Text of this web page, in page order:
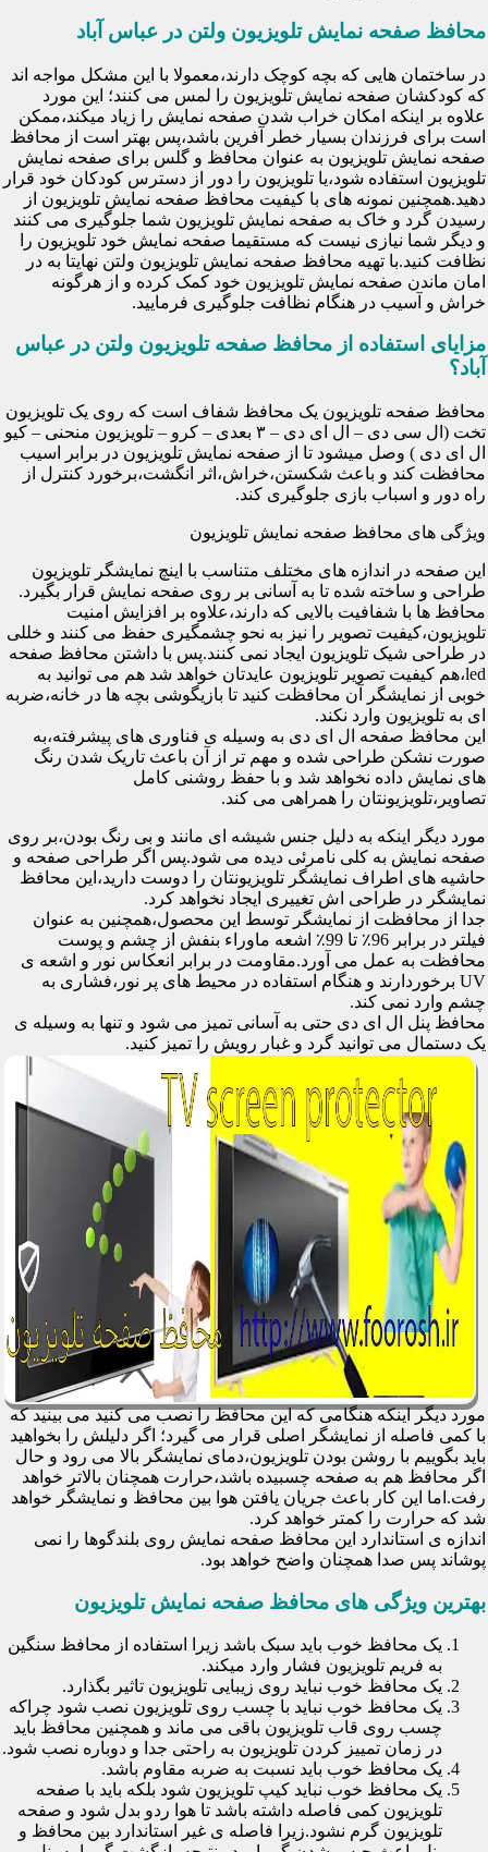
محافظ صفحه نمایش تلویزیون ولتن در عباس آباد
در ساختمان هایی که بچه کوچک دارند،معمولا با این مشکل مواجه اند
که کودکشان صفحه نمایش تلویزیون را لمس می کنند؛ این مورد
علاوه بر اینکه امکان خراب شدن صفحه نمایش را زیاد میکند،ممکن
است برای فرزندان بسیار خطر آفرین باشد،پس بهتر است از محافظ
صفحه نمایش تلویزیون به عنوان محافظ و گلس برای صفحه نمایش
تلویزیون استفاده شود،یا تلویزیون را دور از دسترس کودکان خود قرار
دهید.همچنین نمونه های با کیفیت محافظ صفحه نمایش تلویزیون از
رسیدن گرد و خاک به صفحه نمایش تلویزیون شما جلوگیری می کنند
و دیگر شما نیازی نیست که مستقیما صفحه نمایش خود تلویزیون را
نظافت کنید.با تهیه محافظ صفحه نمایش تلویزیون ولتن نهایتا به در
امان ماندن صفحه نمایش تلویزیون خود کمک کرده و از هرگونه
خراش و آسیب در هنگام نظافت جلوگیری فرمایید.
مزایای استفاده از محافظ صفحه تلویزیون ولتن در عباس
آباد؟
محافظ صفحه تلویزیون یک محافظ شفاف است که روی یک تلویزیون
تخت (ال سی دی – ال ای دی – ۳ بعدی – کرو – تلویزیون منحنی – کیو
ال ای دی ) وصل میشود تا از صفحه نمایش تلویزیون در برابر اسیب
محافظت کند و باعث شکستن،خراش،اثر انگشت،برخورد کنترل از
راه دور و اسباب بازی جلوگیری کند.
ویژگی های محافظ صفحه نمایش تلویزیون
این صفحه در اندازه های مختلف متناسب با اینچ نمایشگر تلویزیون
طراحی و ساخته شده تا به آسانی بر روی صفحه نمایش قرار بگیرد.
محافظ ها با شفافیت بالایی که دارند،علاوه بر افزایش امنیت
تلویزیون،کیفیت تصویر را نیز به نحو چشمگیری حفظ می کنند و خللی
در طراحی شیک تلویزیون ایجاد نمی کنند.پس با داشتن محافظ صفحه
led،هم کیفیت تصویر تلویزیون عایدتان خواهد شد هم می توانید به
خوبی از نمایشگر آن محافظت کنید تا بازیگوشی بچه ها در خانه،ضربه
ای به تلویزیون وارد نکند.
این محافظ صفحه ال ای دی به وسیله ی فناوری های پیشرفته،به
صورت نشکن طراحی شده و مهم تر از آن باعث تاریک شدن رنگ
های نمایش داده نخواهد شد و با حفظ روشنی کامل
تصاویر،تلویزیونتان را همراهی می کند.
مورد دیگر اینکه به دلیل جنس شیشه ای مانند و بی رنگ بودن،بر روی
صفحه نمایش به کلی نامرئی دیده می شود.پس اگر طراحی صفحه و
حاشیه های اطراف نمایشگر تلویزیونتان را دوست دارید،این محافظ
نمایشگر در طراحی اش تغییری ایجاد نخواهد کرد.
جدا از محافظت از نمایشگر توسط این محصول،همچنین به عنوان
فیلتر در برابر 96٪ تا 99٪ اشعه ماوراء بنفش از چشم و پوست
محافظت به عمل می آورد.مقاومت در برابر انعکاس نور و اشعه ی
UV برخوردارند و هنگام استفاده در محیط های پر نور،فشاری به
چشم وارد نمی کند.
محافظ پنل ال ای دی حتی به آسانی تمیز می شود و تنها به وسیله ی
یک دستمال می توانید گرد و غبار رویش را تمیز کنید.
مورد دیگر اینکه هنگامی که این محافظ را نصب می کنید می بینید که
با کمی فاصله از نمایشگر اصلی قرار می گیرد؛ اگر دلیلش را بخواهید
باید بگوییم با روشن بودن تلویزیون،دمای نمایشگر بالا می رود و حال
اگر محافظ هم به صفحه چسبیده باشد،حرارت همچنان بالاتر خواهد
رفت.اما این کار باعث جریان یافتن هوا بین محافظ و نمایشگر خواهد
شد که حرارت را کمتر خواهد کرد.
اندازه ی استاندارد این محافظ صفحه نمایش روی بلندگوها را نمی
پوشاند پس صدا همچنان واضح خواهد بود.
بهترین ویژگی های محافظ صفحه نمایش تلویزیون
یک محافظ خوب باید سبک باشد زیرا استفاده از محافظ سنگین
به فریم تلویزیون فشار وارد میکند.
یک محافظ خوب نباید روی زیبایی تلویزیون تاثیر بگذارد.
یک محافظ خوب نباید با چسب روی تلویزیون نصب شود چراکه
چسب روی قاب تلویزیون باقی می ماند و همچنین محافظ باید
در زمان تمییز کردن تلویزیون به راحتی جدا و دوباره نصب شود.
یک محافظ خوب باید نسبت به ضربه مقاوم باشد.
یک محافظ خوب نباید کیپ تلویزیون شود بلکه باید با صفحه
تلویزیون کمی فاصله داشته باشد تا هوا ردو بدل شود و صفحه
تلویزیون گرم نشود.زیرا فاصله ی غیر استاندارد بین محافظ و